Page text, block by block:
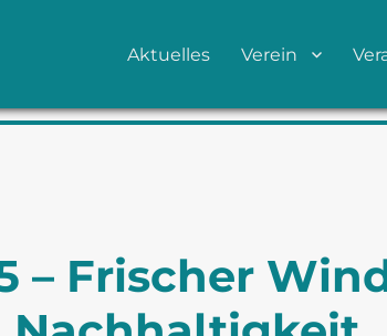
Aktuelles Verein
– Frischer